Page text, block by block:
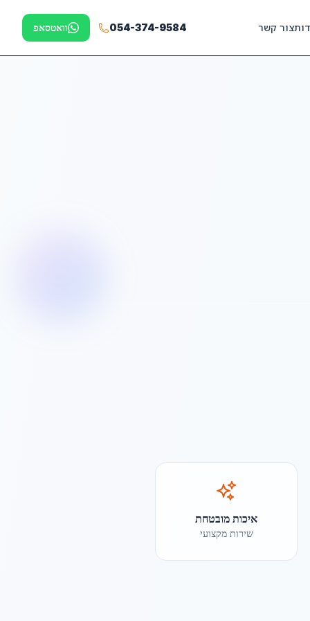
צור קשר 054-374-9584 וואטסאפ
איכות מובטחת
שירות מקצועי